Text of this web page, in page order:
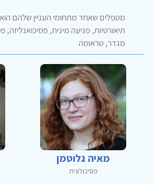
מטפלים שאחד מתחומי העניין שלהם
תיאורטיות, פגיעה מינית, פסיכואנליזה,
מגדר, טראומה
מאיה גלוטמן
פסיכולוגית